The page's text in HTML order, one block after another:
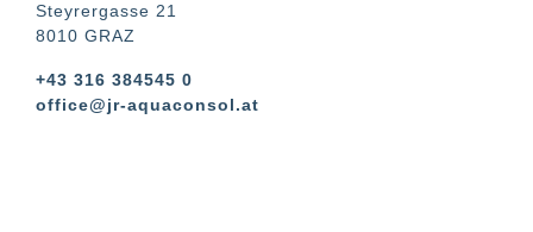
Steyrergasse 21
8010 GRAZ
+43 316 384545 0
office@jr-aquaconsol.at